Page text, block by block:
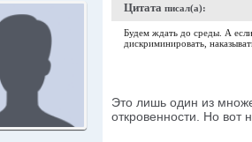
Цитата писал(а):
Будем ждать до среды. А
дискриминировать,
Это лишь один из
откровенности. Но вот